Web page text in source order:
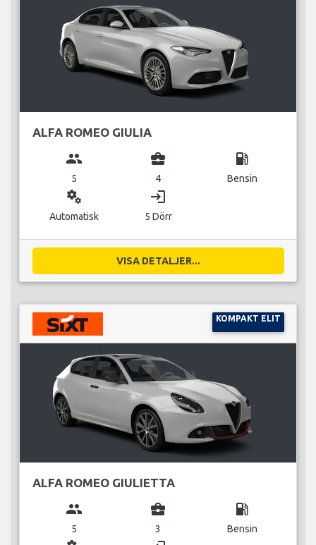
ALFA ROMEO GIULIA
group
5
business_center
4
local_gas_station
Bensin
miscellaneous_services
Automatisk
login
5 Dörr
VISA DETALJER...
KOMPAKT ELIT
ALFA ROMEO GIULIETTA
group
5
business_center
3
local_gas_station
Bensin